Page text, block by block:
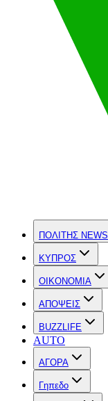
ΠΟΛΙΤΗΣ NEWS
ΚΥΠΡΟΣ
OIKONOMIA
ΑΠΟΨΕΙΣ
BUZZLIFE
AUTO
ΑΓΟΡΑ
Γηπεδο